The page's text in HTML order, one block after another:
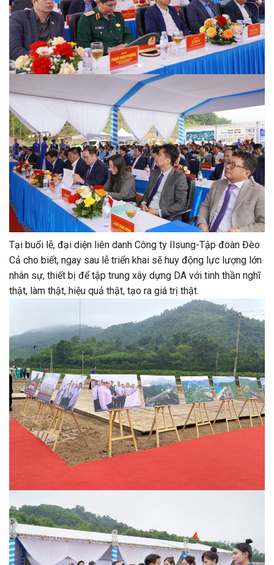
Tại buổi lễ, đại diện liên danh Công ty Ilsung-Tập đoàn Đèo
Cả cho biết, ngay sau lễ triển khai sẽ huy động lực lượng lớn
nhân sự, thiết bị để tập trung xây dựng DA với tinh thần nghĩ
thật, làm thật, hiệu quả thật, tạo ra giá trị thật.